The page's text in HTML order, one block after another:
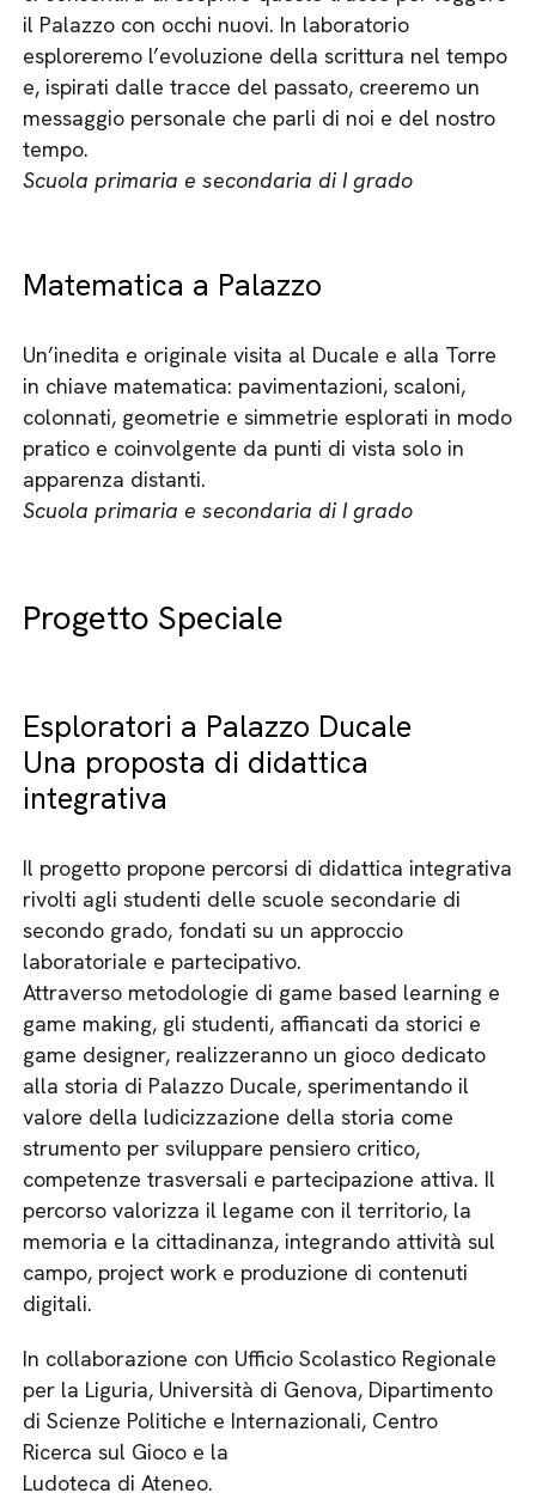
il Palazzo con occhi nuovi. In laboratorio
esploreremo l’evoluzione della scrittura nel tempo
e, ispirati dalle tracce del passato, creeremo un
messaggio personale che parli di noi e del nostro
tempo.
Scuola primaria e secondaria di I grado
Matematica a Palazzo
Un’inedita e originale visita al Ducale e alla Torre
in chiave matematica: pavimentazioni, scaloni,
colonnati, geometrie e simmetrie esplorati in modo
pratico e coinvolgente da punti di vista solo in
apparenza distanti.
Scuola primaria e secondaria di I grado
Progetto Speciale
Esploratori a Palazzo Ducale
Una proposta di didattica
integrativa
Il progetto propone percorsi di didattica integrativa
rivolti agli studenti delle scuole secondarie di
secondo grado, fondati su un approccio
laboratoriale e partecipativo.
Attraverso metodologie di game based learning e
game making, gli studenti, affiancati da storici e
game designer, realizzeranno un gioco dedicato
alla storia di Palazzo Ducale, sperimentando il
valore della ludicizzazione della storia come
strumento per sviluppare pensiero critico,
competenze trasversali e partecipazione attiva. Il
percorso valorizza il legame con il territorio, la
memoria e la cittadinanza, integrando attività sul
campo, project work e produzione di contenuti
digitali.
In collaborazione con Ufficio Scolastico Regionale
per la Liguria, Università di Genova, Dipartimento
di Scienze Politiche e Internazionali, Centro
Ricerca sul Gioco e la
Ludoteca di Ateneo.